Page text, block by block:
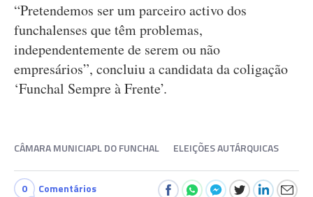
“Pretendemos ser um parceiro activo dos
funchalenses que têm problemas,
independentemente de serem ou não
empresários”, concluiu a candidata da coligação
‘Funchal Sempre à Frente’.
CÂMARA MUNICIAPL DO FUNCHAL ELEIÇÕES AUTÁRQUICAS
0 Comentários